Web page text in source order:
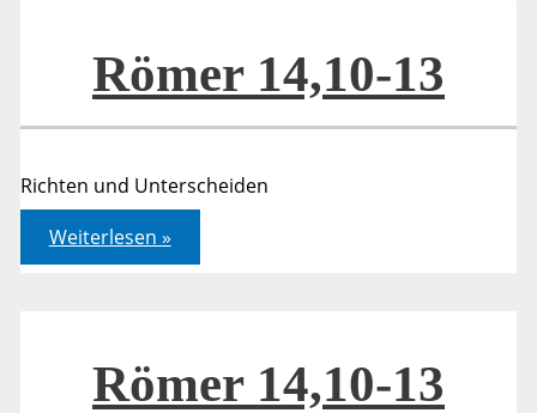
Römer 14,10-13
Richten und Unterscheiden
Römer
14,10-
13
Weiterlesen »
Römer 14,10-13